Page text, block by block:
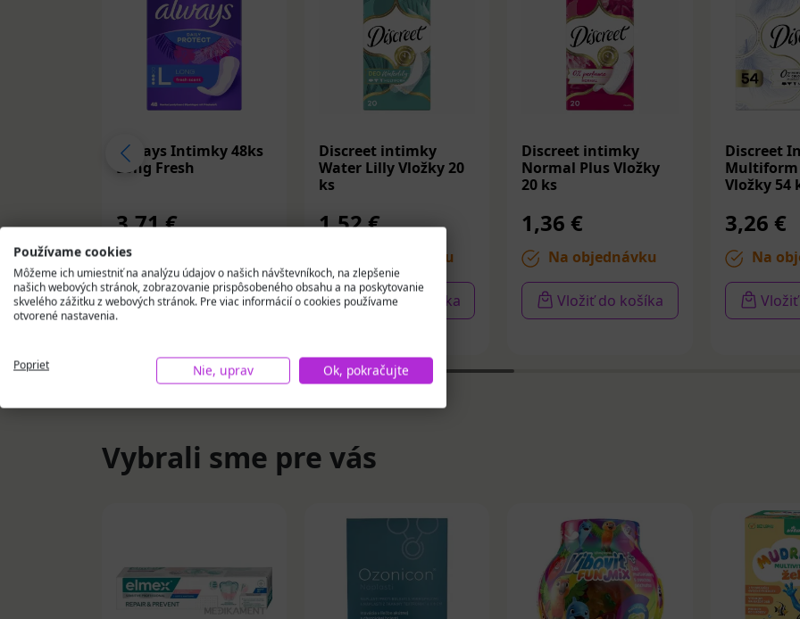
Always Intimky 48ks
Long Fresh
3,71 €
Vložiť do košíka
Discreet intimky
Water Lilly Vložky 20
ks
1,52 €
Na objednávku
Vložiť do košíka
Discreet intimky
Normal Plus Vložky
20 ks
1,36 €
Na objednávku
Vložiť do košíka
Discreet
Multiform
Vložky 54
3,26 €
Na
Vybrali sme pre vás
Používame cookies
Môžeme ich umiestniť na analýzu údajov o našich návštevníkoch, na zlepšenie
našich webových stránok, zobrazovanie prispôsobeného obsahu a na poskytovanie
skvelého zážitku z webových stránok. Pre viac informácií o cookies používame
otvorené nastavenia.
Poprieť Nie, uprav Ok, pokračujte